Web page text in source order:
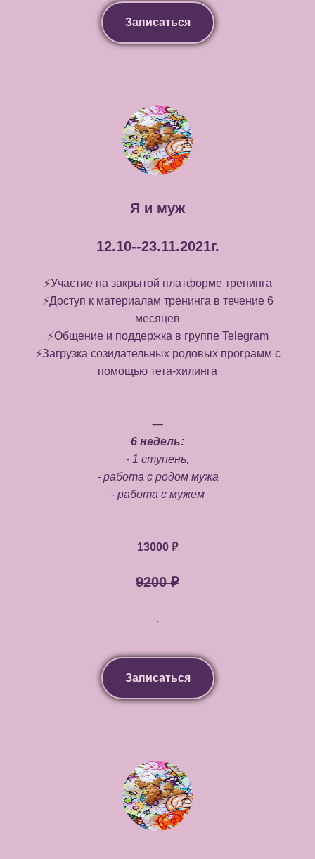
Записаться
Я и муж
12.10--23.11.2021г.
⚡️Участие на закрытой платформе тренинга
⚡️Доступ к материалам тренинга в течение 6
месяцев
⚡️Общение и поддержка в группе Telegram
⚡️Загрузка созидательных родовых программ с
помощью тета-хилинга
---
6 недель:
- 1 ступень,
- работа с родом мужа
- работа с мужем
13000 ₽
9200 ₽
.
Записаться